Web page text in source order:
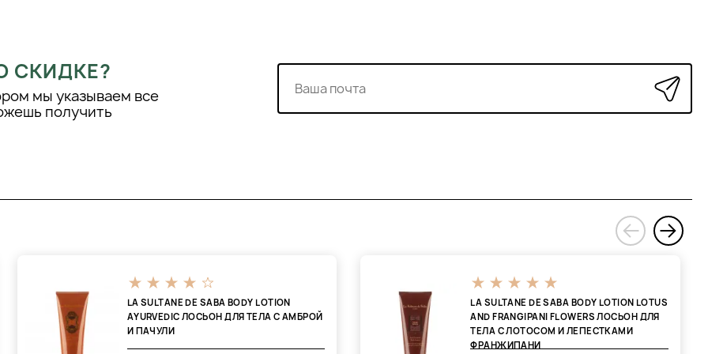
кожи,
мембраны и
для любого типа
СКИДКЕ?
мы указываем все
получить
LA SULTANE DE SABA BODY LOTION
AYURVEDIC ЛОСЬОН ДЛЯ ТЕЛА С АМБРОЙ
И ПАЧУЛИ
LA SULTANE DE SABA BODY LOTION LOTUS
AND FRANGIPANI FLOWERS ЛОСЬОН ДЛЯ
ТЕЛА С ЛОТОСОМ И ЛЕПЕСТКАМИ
ФРАНЖИПАНИ
‹
›